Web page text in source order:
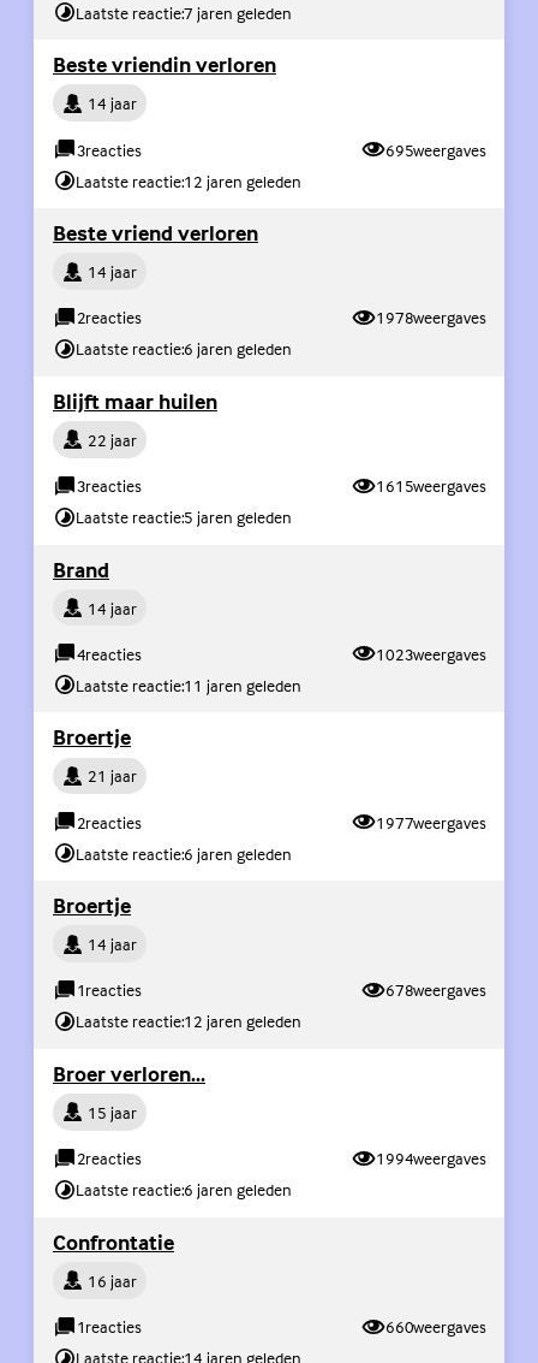
Laatste reactie:7 jaren geleden
Beste vriendin verloren
Persoon14 jaar
3reacties 695weergaves
Laatste reactie:12 jaren geleden
Beste vriend verloren
Persoon14 jaar
2reacties 1978weergaves
Laatste reactie:6 jaren geleden
Blijft maar huilen
Persoon22 jaar
3reacties 1615weergaves
Laatste reactie:5 jaren geleden
Brand
Persoon14 jaar
4reacties 1023weergaves
Laatste reactie:11 jaren geleden
Broertje
Persoon21 jaar
2reacties 1977weergaves
Laatste reactie:6 jaren geleden
Broertje
Persoon14 jaar
1reacties 678weergaves
Laatste reactie:12 jaren geleden
Broer verloren...
Persoon15 jaar
2reacties 1994weergaves
Laatste reactie:6 jaren geleden
Confrontatie
Persoon16 jaar
1reacties 660weergaves
Laatste reactie:14 jaren geleden